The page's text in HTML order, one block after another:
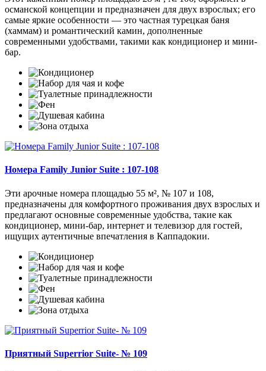
османской концепции и предназначен для двух взрослых; его
самые яркие особенности — это частная турецкая баня
(хаммам) и романтический камин, дополненные
современными удобствами, такими как кондиционер и мини-
бар.
Номера Family Junior Suite : 107-108
Эти арочные номера площадью 55 м², № 107 и 108,
предназначены для комфортного проживания двух взрослых и
предлагают основные современные удобства, такие как
кондиционер, мини-бар, интернет и телевизор для гостей,
ищущих аутентичные впечатления в Каппадокии.
Приятный Superrior Suite- № 109